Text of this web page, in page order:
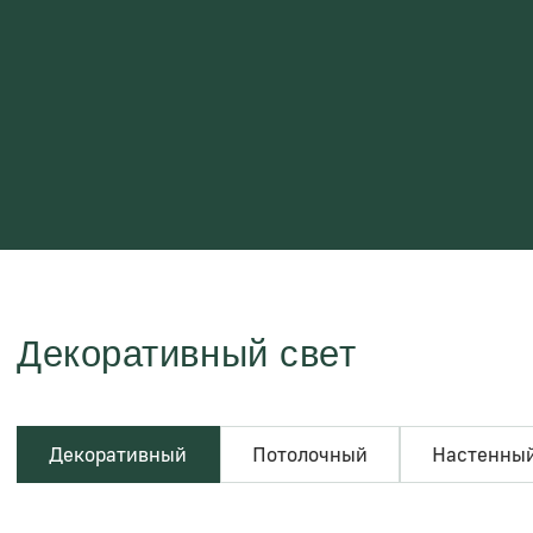
Декоративный свет